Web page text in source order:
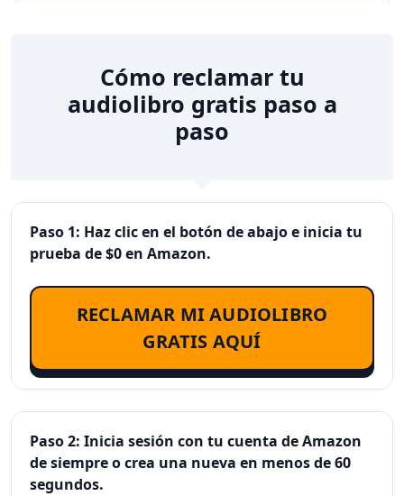
Cómo reclamar tu
audiolibro gratis paso a
paso
Paso 1: Haz clic en el botón de abajo e inicia tu
prueba de $0 en Amazon.
RECLAMAR MI AUDIOLIBRO
GRATIS AQUÍ
Paso 2: Inicia sesión con tu cuenta de Amazon
de siempre o crea una nueva en menos de 60
segundos.